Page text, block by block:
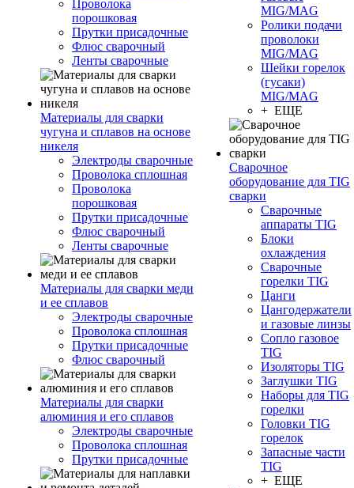
Проволока
порошковая
Прутки присадочные
Флюс сварочный
Ленты сварочные
Материалы для сварки
чугуна и сплавов на основе
никеля
Электроды сварочные
Проволока сплошная
Проволока
порошковая
Прутки присадочные
Флюс сварочный
Ленты сварочные
Материалы для сварки меди
и ее сплавов
Электроды сварочные
Проволока сплошная
Прутки присадочные
Флюс сварочный
Материалы для сварки
алюминия и его сплавов
Электроды сварочные
Проволока сплошная
Прутки присадочные
MIG/MAG
Ролики подачи
проволоки
MIG/MAG
Шейки горелок
(гусаки)
MIG/MAG
+ ЕЩЕ
Сварочное
оборудование для TIG
сварки
Сварочные
аппараты TIG
Блоки
охлаждения
Сварочные
горелки TIG
Цанги
Цангодержатели
и газовые линзы
Сопло газовое
TIG
Изоляторы TIG
Заглушки TIG
Наборы для TIG
горелки
Головки TIG
горелок
Запасные части
TIG
+ ЕЩЕ